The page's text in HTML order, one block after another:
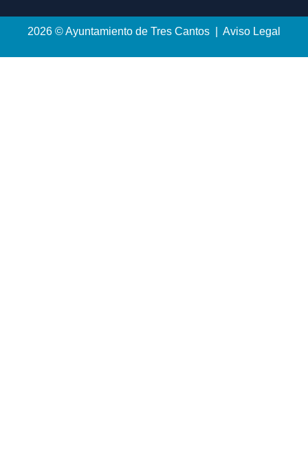
2026 © Ayuntamiento de Tres Cantos | Aviso Legal